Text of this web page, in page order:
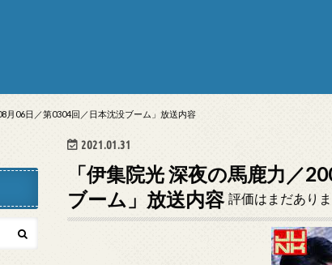
月06日／第0304回／日本沈没ブーム」放送内容
2021.01.31
「伊集院光 深夜の馬鹿力／
ブーム」放送内容 評価はまだあり